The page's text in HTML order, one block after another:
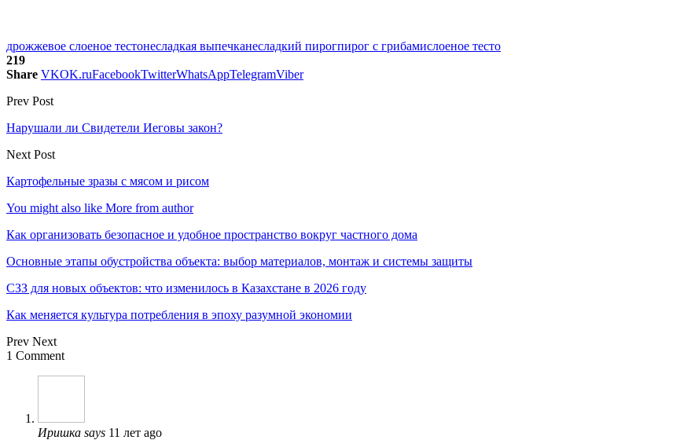
дрожжевое слоеное тестонесладкая выпечканесладкий пирогпирог с грибамислоеное тесто
219
Share VKOK.ruFacebookTwitterWhatsAppTelegramViber
Prev Post
Нарушали ли Свидетели Иеговы закон?
Next Post
Картофельные зразы с мясом и рисом
You might also like More from author
Как организовать безопасное и удобное пространство вокруг частного дома
Основные этапы обустройства объекта: выбор материалов, монтаж и системы защиты
СЗЗ для новых объектов: что изменилось в Казахстане в 2026 году
Как меняется культура потребления в эпоху разумной экономии
Prev Next
1 Comment
Иришка says 11 лет ago